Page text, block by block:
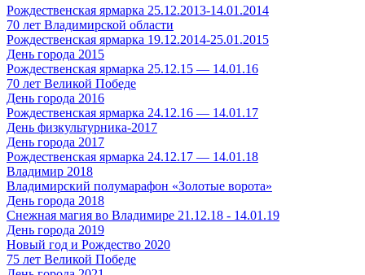
Рождественская ярмарка 25.12.2013-14.01.2014
70 лет Владимирской области
Рождественская ярмарка 19.12.2014-25.01.2015
День города 2015
Рождественская ярмарка 25.12.15 — 14.01.16
70 лет Великой Победе
День города 2016
Рождественская ярмарка 24.12.16 — 14.01.17
День физкультурника-2017
День города 2017
Рождественская ярмарка 24.12.17 — 14.01.18
Владимир 2018
Владимирский полумарафон «Золотые ворота»
День города 2018
Снежная магия во Владимире 21.12.18 - 14.01.19
День города 2019
Новый год и Рождество 2020
75 лет Великой Победе